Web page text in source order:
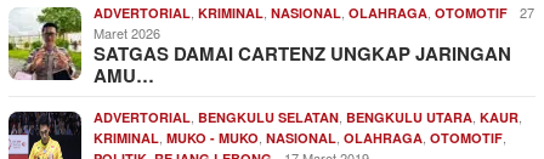
ADVERTORIAL KRIMINAL NASIONAL OLAHRAGA OTOMOTIF
27
Maret 2026
SATGAS DAMAI CARTENZ UNGKAP JARINGAN
AMU…
ADVERTORIAL BENGKULU SELATAN BENGKULU UTARA KAUR
KRIMINAL MUKO - MUKO NASIONAL OLAHRAGA OTOMOTIF